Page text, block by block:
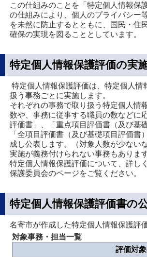
この仕組みのことを「特定個人情報保
の仕組みにより、個人のプライバシー
を未然に防止するとともに、国民・住
確保の実現を図ることとしています。
特定個人情報保護評価の実
特定個人情報保護評価は、特定個人情
扱う事務ごとに実施します。
それぞれの事務で取り扱う特定個人情
数や、事務に従事する職員の数などに
評価書」、「重点項目評価書（及び基
「全項目評価書（及び基礎項目評価書
成し公表します。（対象人数が少ない
実施が義務付けられない事務もあります
特定個人情報保護評価について、詳し
保護委員会のページをご覧ください。
特定個人情報保護評価書の
名寄市が作成した特定個人情報保護評
対象事務・担当一覧
評価対